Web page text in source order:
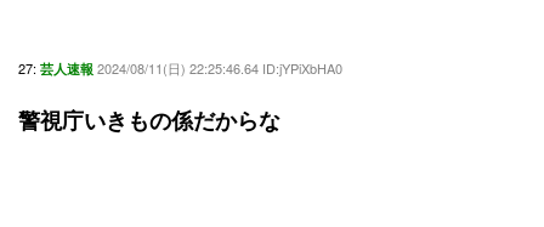
27: 芸人速報 2024/08/11(日) 22:25:46.64 ID:jYPiXbHA0
警視庁いきもの係だからな